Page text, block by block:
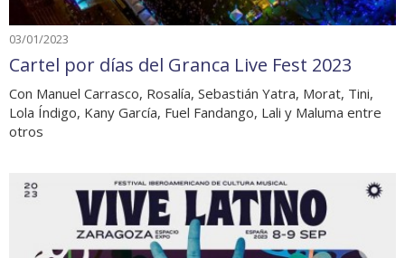
03/01/2023
Cartel por días del Granca Live Fest 2023
Con Manuel Carrasco, Rosalía, Sebastián Yatra, Morat, Tini,
Lola Índigo, Kany García, Fuel Fandango, Lali y Maluma entre
otros